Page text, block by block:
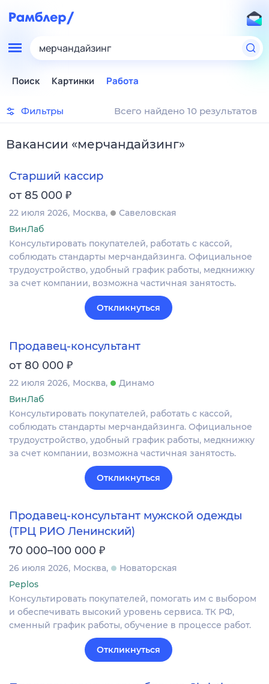
мерчандайзинг
Поиск Картинки Работа
Фильтры Всего найдено 10 результатов
Вакансии «мерчандайзинг»
Старший кассир
от 85 000 ₽
22 июля 2026 Москва
Савеловская
ВинЛаб
Консультировать покупателей, работать с кассой,
соблюдать стандарты мерчандайзинга. Официальное
трудоустройство, удобный график работы, медкнижку
за счет компании, возможна частичная занятость.
Откликнуться
Продавец-консультант
от 80 000 ₽
22 июля 2026 Москва
Динамо
ВинЛаб
Консультировать покупателей, работать с кассой,
соблюдать стандарты мерчандайзинга. Официальное
трудоустройство, удобный график работы, медкнижку
за счет компании, возможна частичная занятость.
Откликнуться
Продавец-консультант мужской одежды
(ТРЦ РИО Ленинский)
70 000–100 000 ₽
26 июля 2026 Москва
Новаторская
Peplos
Консультировать покупателей, помогать им с выбором
и обеспечивать высокий уровень сервиса. ТК РФ,
сменный график работы, обучение в процессе работ.
Откликнуться